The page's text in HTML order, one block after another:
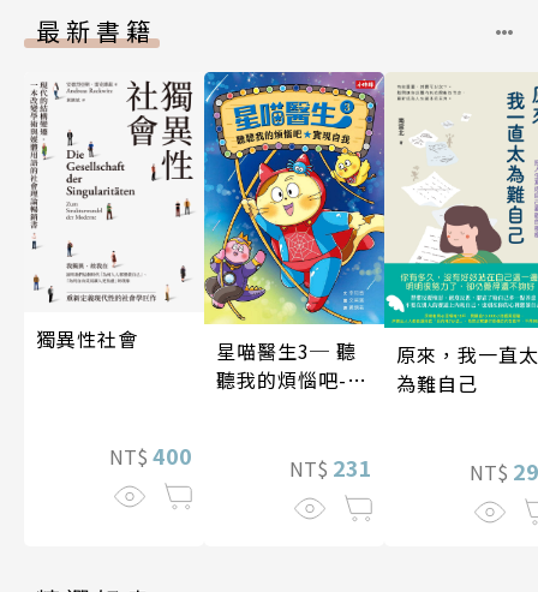
最新書籍
獨異性社會
NT$ 400
星喵醫生3─ 聽
聽我的煩惱吧-實
NT$ 231
原來，我一直太
為難自己
NT$